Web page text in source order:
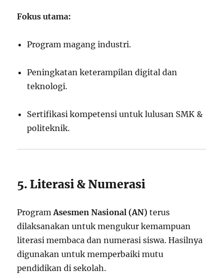
Fokus utama:
Program magang industri.
Peningkatan keterampilan digital dan
teknologi.
Sertifikasi kompetensi untuk lulusan SMK &
politeknik.
5. Literasi & Numerasi
ProgramAsesmen Nasional (AN) terus
dilaksanakan untuk mengukur kemampuan
literasi membaca dan numerasi siswa. Hasilnya
digunakan untuk memperbaiki mutu
pendidikan di sekolah.